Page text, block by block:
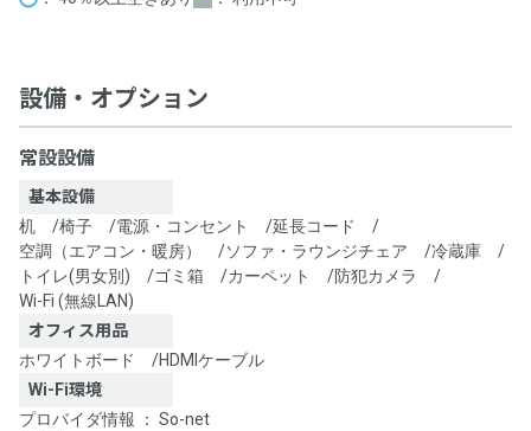
設備・オプション
常設設備
基本設備
机 /椅子 /電源・コンセント /延長コード
/
空調（エアコン・暖房）
/ソファ・ラウンジチェア /冷蔵庫 /
トイレ(男女別) /ゴミ箱 /カーペット /防犯カメラ
/
Wi-Fi (無線LAN)
オフィス用品
ホワイトボード
/HDMIケーブル
Wi-Fi環境
プロバイダ情報 ： So-net